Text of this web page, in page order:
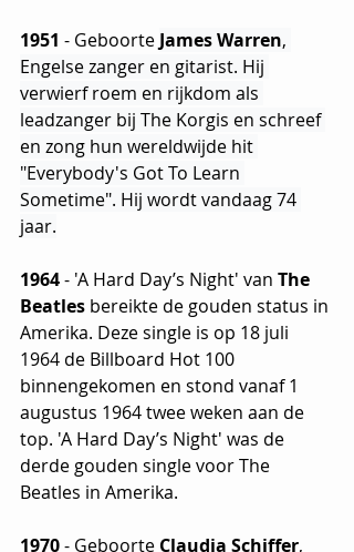
1951 - Geboorte James Warren,
Engelse zanger en gitarist. Hij
verwierf roem en rijkdom als
leadzanger bij The Korgis en schreef
en zong hun wereldwijde hit
"Everybody's Got To Learn
Sometime". Hij wordt vandaag 74
jaar.
1964 - 'A Hard Day’s Night' van The
Beatles bereikte de gouden status in
Amerika. Deze single is op 18 juli
1964 de Billboard Hot 100
binnengekomen en stond vanaf 1
augustus 1964 twee weken aan de
top. 'A Hard Day’s Night' was de
derde gouden single voor The
Beatles in Amerika.
1970 - Geboorte Claudia Schiffer,